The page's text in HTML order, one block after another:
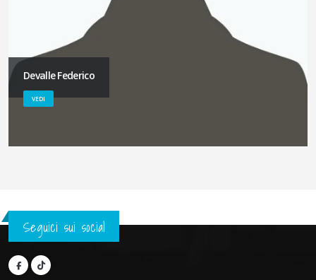
Devalle Federico
VEDI
Seguici sui social